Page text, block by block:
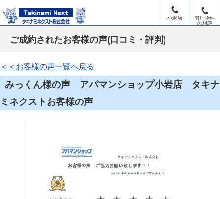
小岩店
管理物件
の相談
ご成約されたお客様の声(口コミ・評判)
＜＜お客様の声一覧へ戻る
みっくん様の声 アパマンショップ小岩店 タキナ
ミネクストお客様の声